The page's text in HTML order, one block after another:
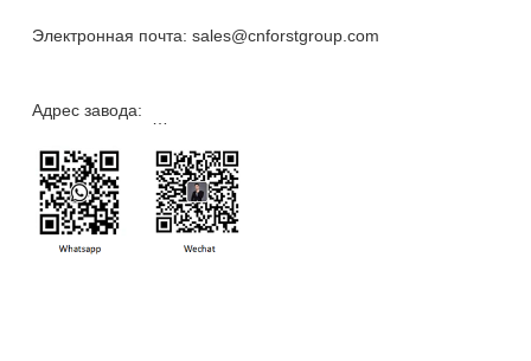
Электронная почта: sales@cnforstgroup.com
Адрес завода: